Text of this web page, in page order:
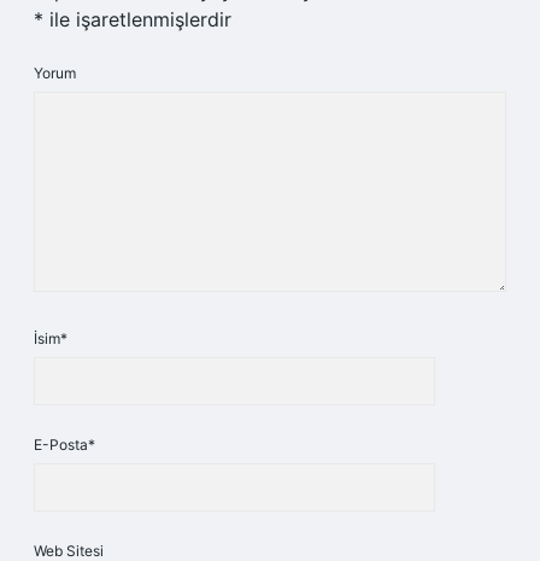
* ile işaretlenmişlerdir
Yorum
İsim*
E-Posta*
Web Sitesi